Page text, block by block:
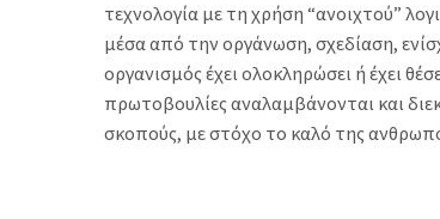
τεχνολογία με τη χρήση “ανοιχτού”
μέσα από την οργάνωση, σχεδίαση,
οργανισμός έχει ολοκληρώσει ή έχει
πρωτοβουλίες αναλαμβάνονται και
σκοπούς, με στόχο το καλό της